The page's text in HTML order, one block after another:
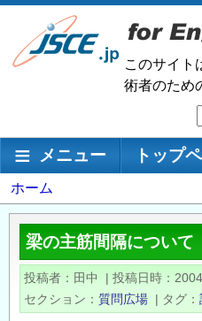
メ
ン
移
このサイト
術者のため
メインナビゲーション
メニュー トップ
パ
ン
く
ず
ホーム
梁の主筋間隔について
投稿者 田中 | 投稿日時
セクション
質問広場 | タグ